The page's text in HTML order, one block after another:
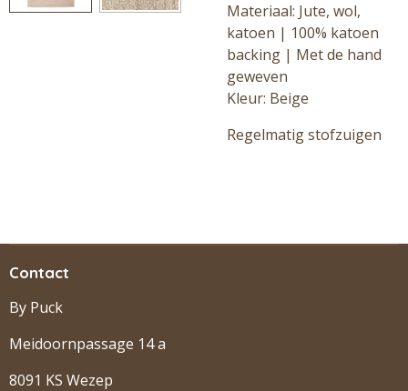
Materiaal: Jute, wol,
katoen | 100% katoen
backing | Met de hand
geweven
Kleur: Beige
Regelmatig stofzuigen
Contact
By Puck
Meidoornpassage 14 a
8091 KS Wezep